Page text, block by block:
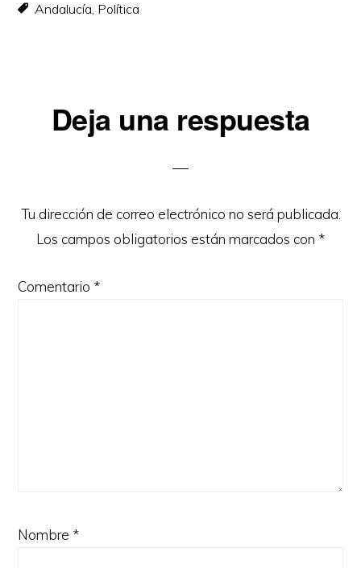
Andalucía, Política
Interacciones
lectores
Deja una respuesta
Tu dirección de correo electrónico no será publicada.
Los campos obligatorios están marcados con *
Comentario *
Nombre *